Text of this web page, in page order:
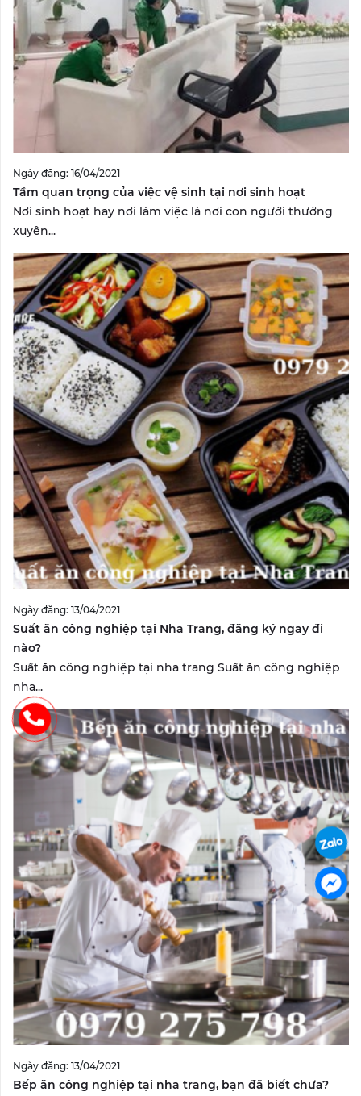
Ngày đăng: 16/04/2021
Tầm quan trọng của việc vệ sinh tại nơi sinh hoạt
Nơi sinh hoạt hay nơi làm việc là nơi con người thường
xuyên...
Ngày đăng: 13/04/2021
Suất ăn công nghiệp tại Nha Trang, đăng ký ngay đi
nào?
Suất ăn công nghiệp tại nha trang Suất ăn công nghiệp
nha...
Ngày đăng: 13/04/2021
Bếp ăn công nghiệp tại nha trang, bạn đã biết chưa?